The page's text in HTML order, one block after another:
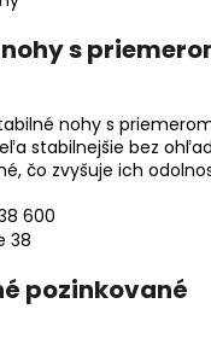
s
nohy s
stabilnejšie bez
čo zvyšuje ich
pozinkované